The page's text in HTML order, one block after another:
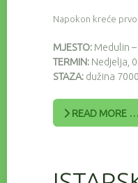
Napokon kreće
MJESTO: Medulin
TERMIN: Nedjelja,
STAZA: dužina
READ MORE …